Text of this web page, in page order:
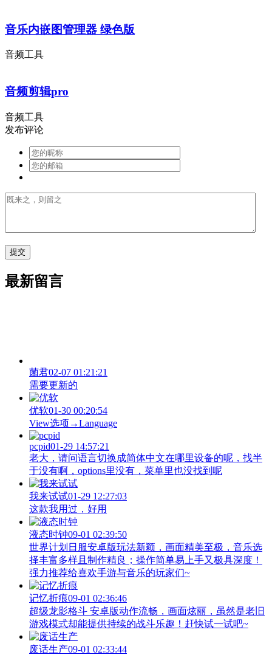
音乐内嵌图管理器 绿色版
音频工具
音频剪辑pro
音频工具
发布评论
最新留言
菌君02-07 01:21:21
需要更新的
优软01-30 00:20:54
View‌选项→Language
pcpid01-29 14:57:21
老大，请问语言切换成简体中文在哪里设备的呢，找半
于没有啊，options里没有，菜单里也没找到呢
我来试试01-29 12:27:03
这款我用过，好用
液态时钟09-01 02:39:50
世界计划日服安卓版玩法新颖，画面精美至极，音乐选
择丰富多样且制作精良；操作简单易上手又极具深度！
强力推荐给喜欢手游与音乐的玩家们~
记忆折痕09-01 02:36:46
超级龙影格斗 安卓版动作流畅，画面炫丽，虽然是老旧
游戏模式却能提供持续的战斗乐趣！赶快试一试吧~
废话生产09-01 02:33:44